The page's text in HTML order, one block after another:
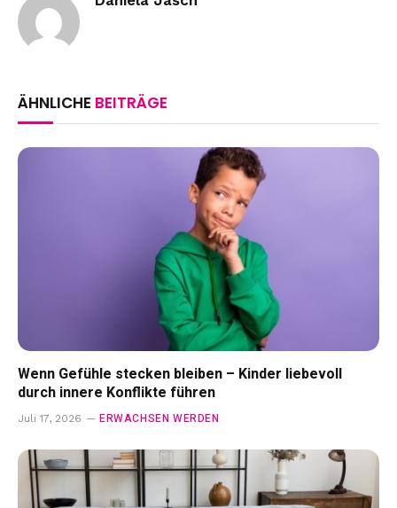
ÄHNLICHE BEITRÄGE
Wenn Gefühle stecken bleiben – Kinder liebevoll
durch innere Konflikte führen
Juli 17, 2026 ERWACHSEN WERDEN